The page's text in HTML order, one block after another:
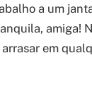
a um
amiga!
em